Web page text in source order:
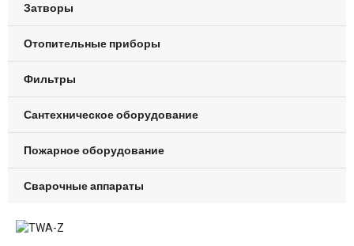
Затворы
Отопительные приборы
Фильтры
Сантехническое оборудование
Пожарное оборудование
Сварочные аппараты